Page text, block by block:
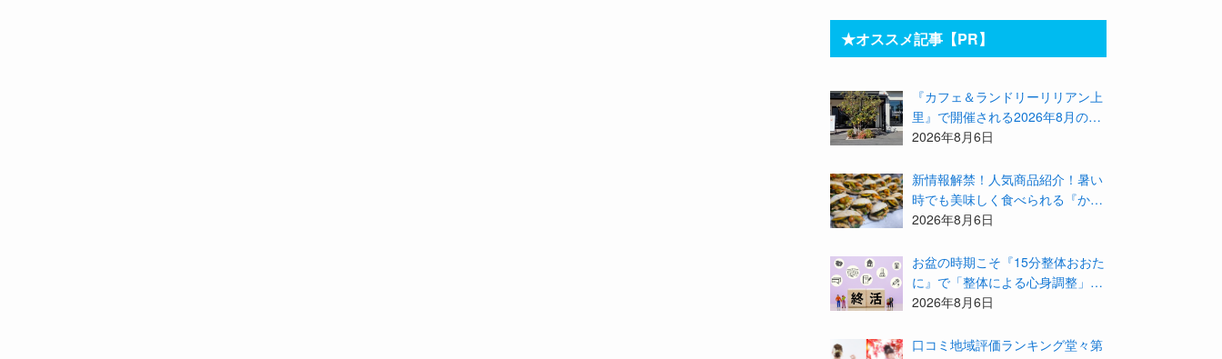
★オススメ記事【PR】
『カフェ＆ランドリーリリアン上
里』で開催される2026年8月のイ
ベント等をまとめてご紹介！
2026年8月6日
新情報解禁！人気商品紹介！暑い
時でも美味しく食べられる『かず
みんち』の身体に優しい天然酵母
2026年8月6日
お盆の時期こそ『15分整体おおた
に』で「整体による心身調整」と
「アドバイザーによる身辺整理の
2026年8月6日
⼝コミ地域評価ランキング堂々第